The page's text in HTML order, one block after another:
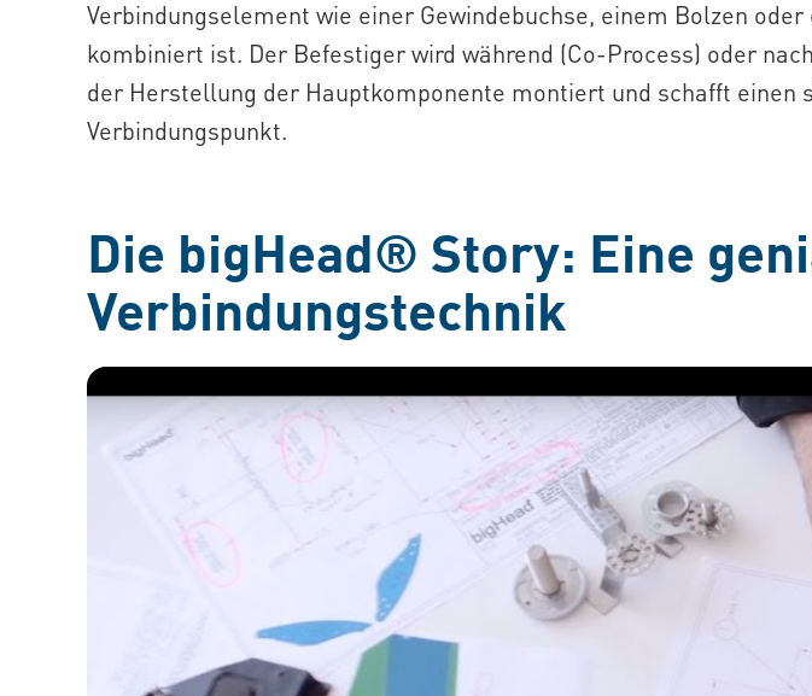
Verbindungselement wie einer Gewindebuchse, einem Bolzen
kombiniert ist. Der Befestiger wird während (Co-Process) oder
der Herstellung der Hauptkomponente montiert und schafft einen
Verbindungspunkt.
Die bigHead® Story: Eine
Verbindungstechnik